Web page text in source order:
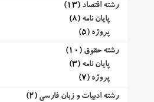
رشته اقتصاد (13)
پایان نامه (8)
پروژه (5)
رشته حقوق (10)
پایان نامه (3)
پروژه (7)
رشته ادبیات و زبان فارسی (2)